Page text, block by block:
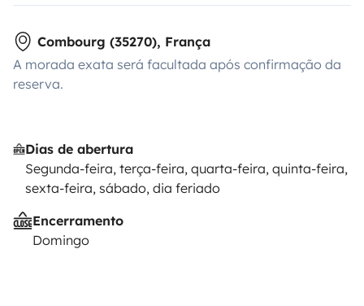
Combourg (35270), França
A morada exata será facultada após confirmação da
reserva.
Dias de abertura
Segunda-feira, terça-feira, quarta-feira, quinta-feira,
sexta-feira, sábado, dia feriado
Encerramento
Domingo